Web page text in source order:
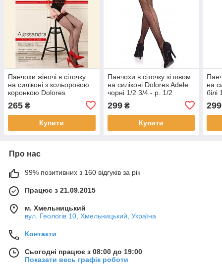
Панчохи жіночі в сіточку
на силіконі з кольоровою
коронкою Dolores
Alessandra Rete чорні 1/2
3/4 5/6 - р. 1/2
265 ₴
Купити
Панчохи в сіточку зі швом
на силіконі Dolores Adele
чорні 1/2 3/4 - р. 1/2
299₴
Купити
на
299
Про нас
99% позитивних з 160 відгуків за рік
Працює з 21.09.2015
м. Хмельницький
вул. Геологів 10, Хмельницький, Україна
Контакти
Сьогодні працює з 08:00 до 19:00
Показати весь графік роботи